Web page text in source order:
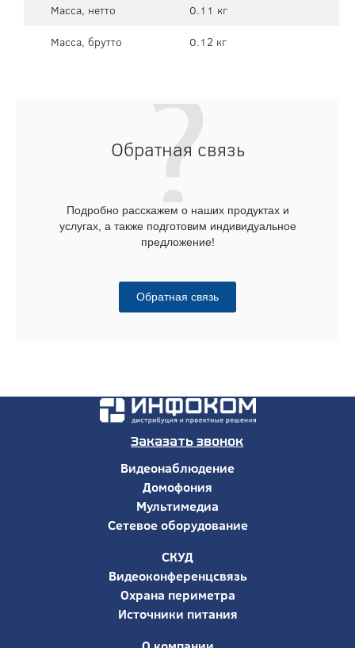
Масса, нетто
0.11 кг
Масса, брутто
0.12 кг
Обратная связь
Подробно расскажем о наших продуктах и
услугах, а также подготовим индивидуальное
предложение!
Обратная связь
Заказать звонок
Видеонаблюдение
Домофония
Мультимедиа
Сетевое оборудование
СКУД
Видеоконференцсвязь
Охрана периметра
Источники питания